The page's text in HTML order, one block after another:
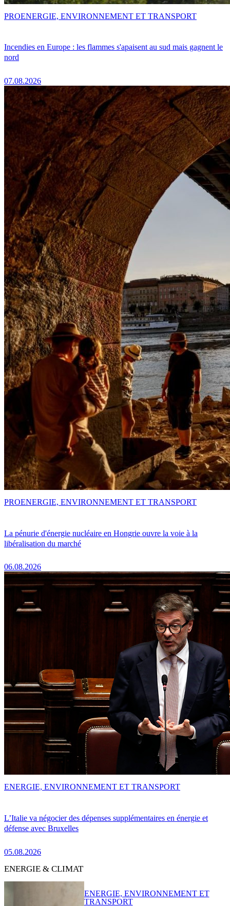
Incendies en Europe : les flammes s'apaisent au sud mais gagnent le
nord
07.08.2026
PROENERGIE, ENVIRONNEMENT ET TRANSPORT
La pénurie d'énergie nucléaire en Hongrie ouvre la voie à la
libéralisation du marché
06.08.2026
PROENERGIE, ENVIRONNEMENT ET TRANSPORT
L’Italie va négocier des dépenses supplémentaires en énergie et
défense avec Bruxelles
05.08.2026
ENERGIE, ENVIRONNEMENT ET TRANSPORT
ENERGIE & CLIMAT
ENERGIE, ENVIRONNEMENT ET
TRANSPORT